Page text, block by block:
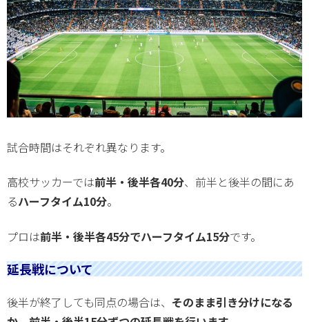
試合時間はそれぞれ異なります。
高校サッカーでは前半・後半各40分、前半と後半の間にあ
るハーフタイム10分。
プロは前半・後半各45分でハーフタイム15分です。
延長戦について
後半が終了しても同点の場合は、 そのまま引き分けになる